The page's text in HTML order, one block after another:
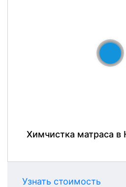
Химчистка матраса в
Узнать стоимость